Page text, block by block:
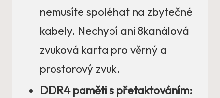
nemusíte spoléhat na zbytečné
kabely. Nechybí ani 8kanálová
zvuková karta pro věrný a
prostorový zvuk.
DDR4 paměti s přetaktováním: